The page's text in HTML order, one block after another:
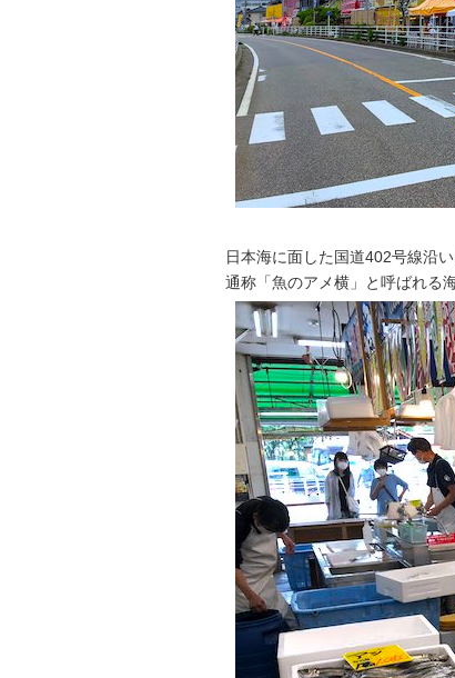
日本海に面した国道402号線沿い
通称「魚のアメ横」と呼ばれる